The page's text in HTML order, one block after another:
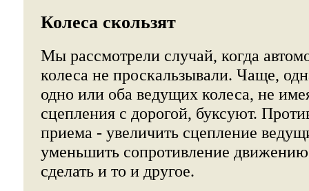
Колеса скользят
Мы рассмотрели случай, когда
колеса не проскальзывали. Чаще,
одно или оба ведущих колеса, не
сцепления с дорогой, буксуют.
приема - увеличить сцепление
уменьшить сопротивление
сделать и то и другое.